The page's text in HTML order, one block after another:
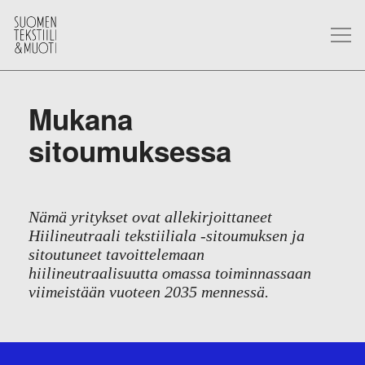
Mukana
sitoumuksessa
Nämä yritykset ovat allekirjoittaneet
Hiilineutraali tekstiiliala -sitoumuksen ja
sitoutuneet tavoittelemaan
hiilineutraalisuutta omassa toiminnassaan
viimeistään vuoteen 2035 mennessä.